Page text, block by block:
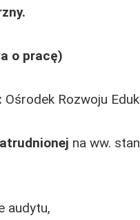
o pracę)
Ośrodek Rozwoju
na ww.
audytu,